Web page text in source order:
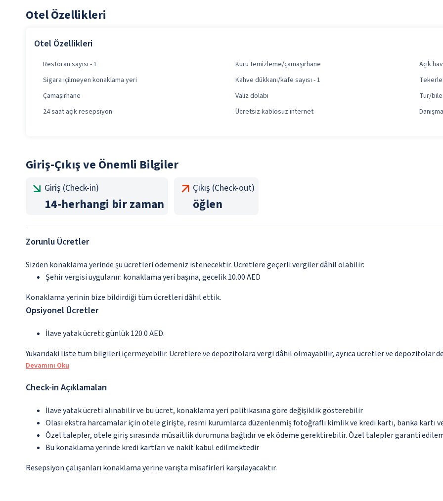
Otel Özellikleri
Otel Özellikleri
Restoran sayısı - 1 Kuru temizleme/çamaşırhane
Açık
Sigara içilmeyen konaklama yeri
Kahve dükkanı/kafe sayısı - 1
Çamaşırhane
Valiz dolabı
Tur/
24 saat açık resepsiyon
Ücretsiz kablosuz internet
Danışma
Giriş-Çıkış ve Önemli Bilgiler
Giriş (Check-in)
14-herhangi bir zaman
Çıkış (Check-out)
öğlen
Zorunlu Ücretler
Sizden konaklama yerinde şu ücretleri ödemeniz istenecektir. Ücretlere geçerli vergiler dâhil olabilir:
Şehir vergisi uygulanır: konaklama yeri başına, gecelik 10.00 AED
Konaklama yerinin bize bildirdiği tüm ücretleri dâhil ettik.
Opsiyonel Ücretler
İlave yatak ücreti: günlük 120.0 AED.
Yukarıdaki liste tüm bilgileri içermeyebilir. Ücretlere ve depozitolara vergi dâhil olmayabilir, ayrıca ücretler ve depozitolar
Devamını Oku
Check-in Açıklamaları
İlave yatak ücreti alınabilir ve bu ücret, konaklama yeri politikasına göre değişiklik gösterebilir
Olası ekstra harcamalar için otele girişte, resmi kurumlarca düzenlenmiş fotoğraflı kimlik ve kredi kartı, banka kartı
Özel talepler, otele giriş sırasında müsaitlik durumuna bağlıdır ve ek ödeme gerektirebilir. Özel talepler garanti
Bu konaklama yerinde kredi kartları ve nakit kabul edilmektedir
Resepsiyon çalışanları konaklama yerine varışta misafirleri karşılayacaktır.